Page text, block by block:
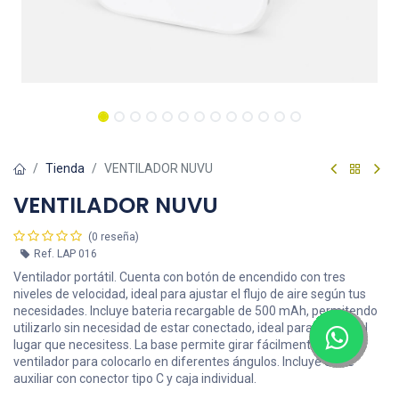
Tienda VENTILADOR NUVU
VENTILADOR NUVU
(0 reseña)
Ref. LAP 016
Ventilador portátil. Cuenta con botón de encendido con tres
niveles de velocidad, ideal para ajustar el flujo de aire según tus
necesidades. Incluye bateria recargable de 500 mAh, permitendo
utilizarlo sin necesidad de estar conectado, ideal para llevarlo al
lugar que necesitess. La base permite girar fácilmente el
ventilador para colocarlo en diferentes ángulos. Incluye cable
auxiliar con conector tipo C y caja individual.